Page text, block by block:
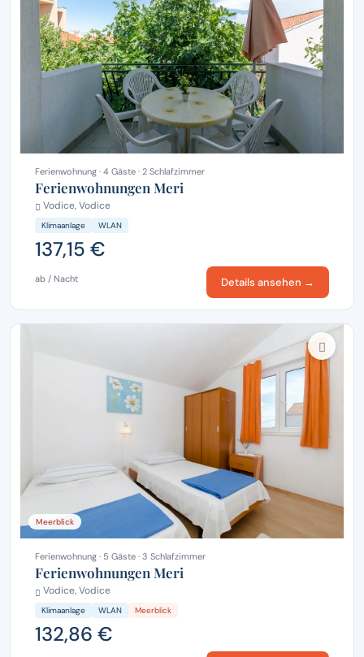
Ferienwohnung · 4 Gäste · 2 Schlafzimmer
Ferienwohnungen Meri
Vodice, Vodice
Klimaanlage WLAN
137,15 €
ab / Nacht Details ansehen →
Meerblick
Ferienwohnung · 5 Gäste · 3 Schlafzimmer
Ferienwohnungen Meri
Vodice, Vodice
Klimaanlage WLAN Meerblick
132,86 €